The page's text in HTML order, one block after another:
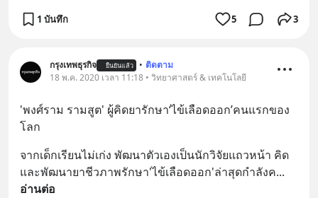
1 บันทึก 5 3
กรุงเทพธุรกิจ ยืนยันแล้ว • ติดตาม
18 พ.ค. 2020 เวลา 11:18 • วิทยาศาสตร์ & เทคโนโลยี
'พงศ์ราม รามสูต' ผู้คิดยารักษา‘ไข้เลือดออก’คนแรกของ
โลก
จากเด็กเรียนไม่เก่ง พัฒนาตัวเองเป็นนักวิจัยแถวหน้า คิด
และพัฒนายาชีวภาพรักษา'ไข้เลือดออก'ล่าสุดกำลังค
อ่านต่อ